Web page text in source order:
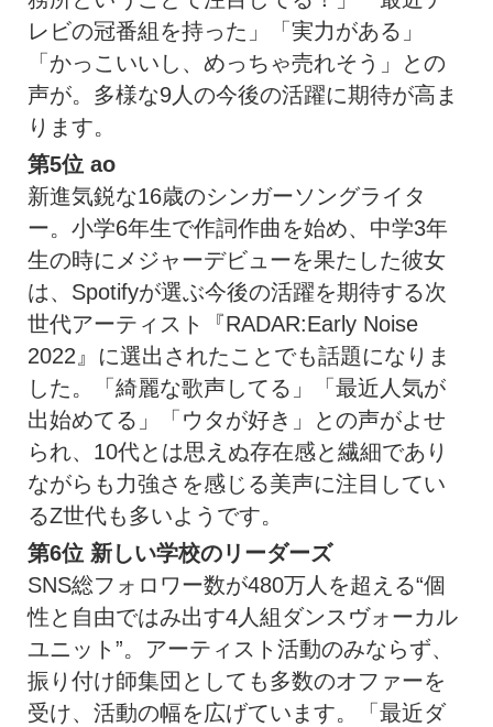
レビの冠番組を持った」「実力がある」
「かっこいいし、めっちゃ売れそう」との
声が。多様な9人の今後の活躍に期待が高ま
ります。
第5位 ao
新進気鋭な16歳のシンガーソングライタ
ー。小学6年生で作詞作曲を始め、中学3年
生の時にメジャーデビューを果たした彼女
は、Spotifyが選ぶ今後の活躍を期待する次
世代アーティスト『RADAR:Early Noise
2022』に選出されたことでも話題になりま
した。「綺麗な歌声してる」「最近人気が
出始めてる」「ウタが好き」との声がよせ
られ、10代とは思えぬ存在感と繊細であり
ながらも力強さを感じる美声に注目してい
るZ世代も多いようです。
第6位 新しい学校のリーダーズ
SNS総フォロワー数が480万人を超える“個
性と自由ではみ出す4人組ダンスヴォーカル
ユニット”。アーティスト活動のみならず、
振り付け師集団としても多数のオファーを
受け、活動の幅を広げています。「最近ダ